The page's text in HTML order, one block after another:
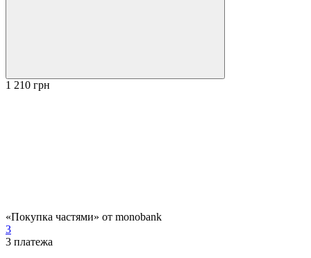
1 210 грн
«Покупка частями» от monobank
3
3 платежа